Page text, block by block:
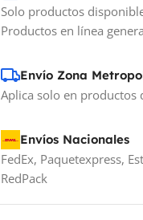
Solo productos
Productos en línea
Envío Zona
Aplica solo en productos
Envíos Nacionales
FedEx, Paquetexpress,
RedPack